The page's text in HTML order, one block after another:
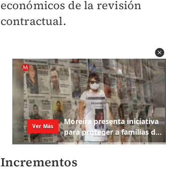
económicos de la revisión
contractual.
Incrementos